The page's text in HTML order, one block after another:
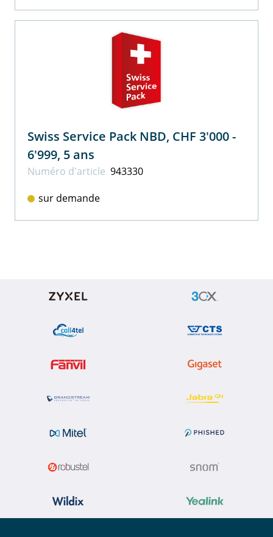
Swiss Service Pack NBD, CHF 3'000 -
6'999, 5 ans
Numéro d'article 943330
sur demande